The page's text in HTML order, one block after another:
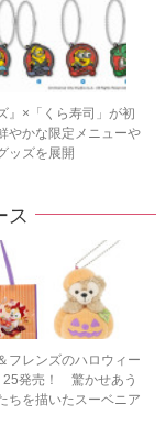
』×「くら寿司」が初
やかな限定メニューや
ッズを展開
ス
フレンズのハロウィー
25発売！ 驚かせあう
ちを描いたスーベニア